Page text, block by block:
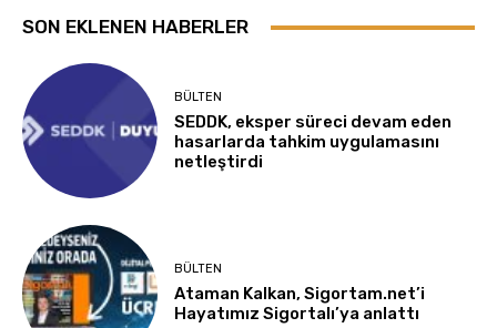
SON EKLENEN HABERLER
BÜLTEN
SEDDK, eksper süreci devam eden
hasarlarda tahkim uygulamasını
netleştirdi
BÜLTEN
Ataman Kalkan, Sigortam.net’i
Hayatımız Sigortalı’ya anlattı